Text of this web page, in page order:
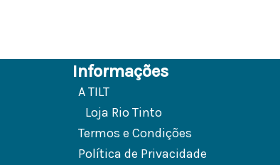
Informações
A TILT
Loja Rio Tinto
Termos e Condições
Política de Privacidade